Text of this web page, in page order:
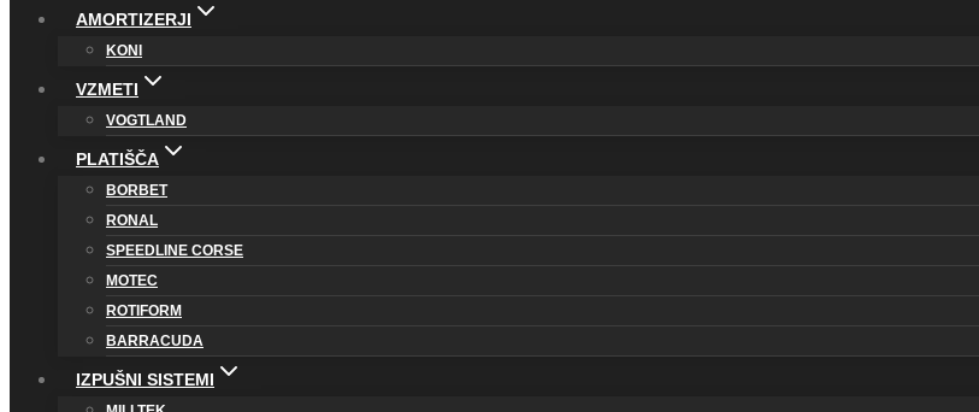
AMORTIZERJI
KONI
VZMETI
VOGTLAND
PLATIŠČA
BORBET
RONAL
SPEEDLINE CORSE
MOTEC
ROTIFORM
BARRACUDA
IZPUŠNI SISTEMI